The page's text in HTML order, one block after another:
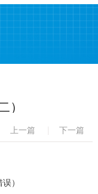
上一篇 下一篇
）